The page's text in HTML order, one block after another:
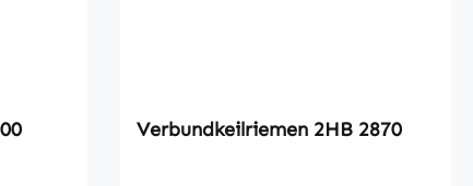
2500 Verbundkeilriemen 2HB 2870